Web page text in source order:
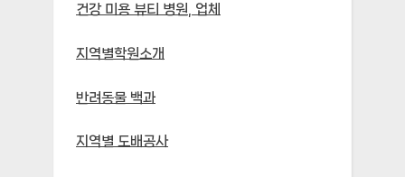
건강 미용 뷰티 병원, 업체
지역별학원소개
반려동물 백과
지역별 도배공사